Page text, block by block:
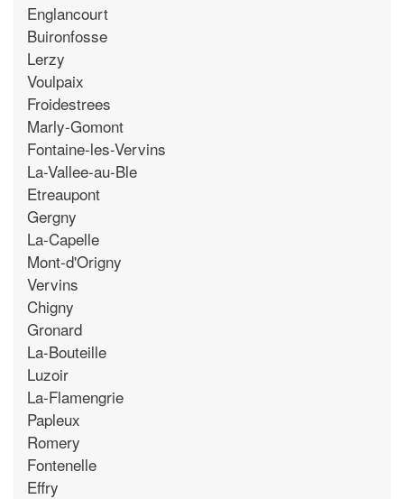
Englancourt
Buironfosse
Lerzy
Voulpaix
Froidestrees
Marly-Gomont
Fontaine-les-Vervins
La-Vallee-au-Ble
Etreaupont
Gergny
La-Capelle
Mont-d'Origny
Vervins
Chigny
Gronard
La-Bouteille
Luzoir
La-Flamengrie
Papleux
Romery
Fontenelle
Effry